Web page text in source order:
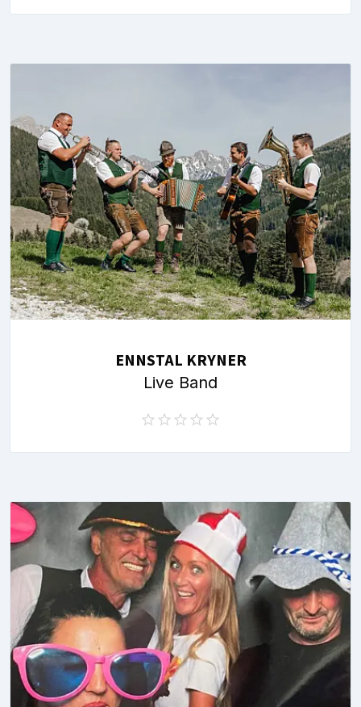
ENNSTAL KRYNER
Live Band